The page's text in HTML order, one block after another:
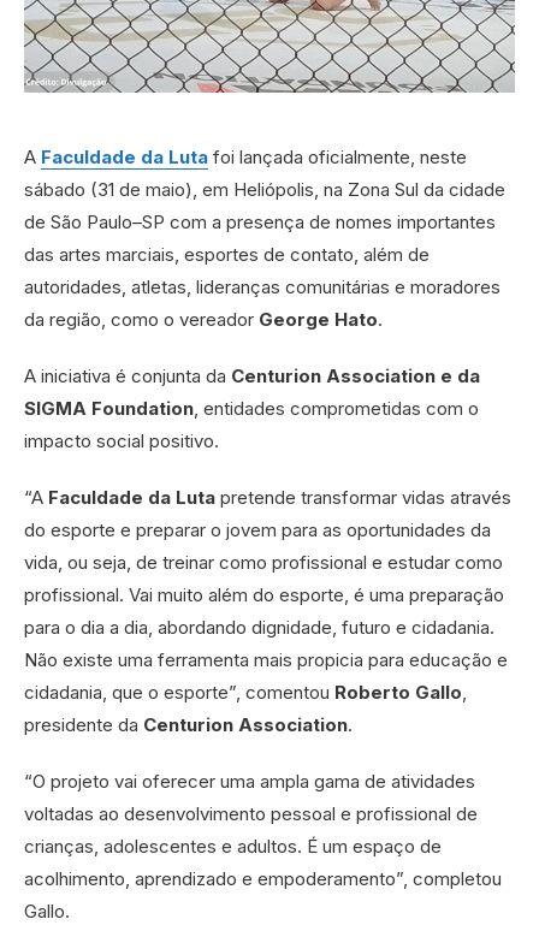
A Faculdade da Luta foi lançada oficialmente, neste
sábado (31 de maio), em Heliópolis, na Zona Sul da cidade
de São Paulo–SP com a presença de nomes importantes
das artes marciais, esportes de contato, além de
autoridades, atletas, lideranças comunitárias e moradores
da região, como o vereador George Hato.
A iniciativa é conjunta da Centurion Association e da
SIGMA Foundation , entidades comprometidas com o
impacto social positivo.
“A Faculdade da Luta pretende transformar vidas através
do esporte e preparar o jovem para as oportunidades da
vida, ou seja, de treinar como profissional e estudar como
profissional. Vai muito além do esporte, é uma preparação
para o dia a dia, abordando dignidade, futuro e cidadania.
Não existe uma ferramenta mais propicia para educação e
cidadania, que o esporte”, comentou Roberto Gallo
presidente da Centurion Association.
“O projeto vai oferecer uma ampla gama de atividades
voltadas ao desenvolvimento pessoal e profissional de
crianças, adolescentes e adultos. É um espaço de
acolhimento, aprendizado e empoderamento”, completou
Gallo.